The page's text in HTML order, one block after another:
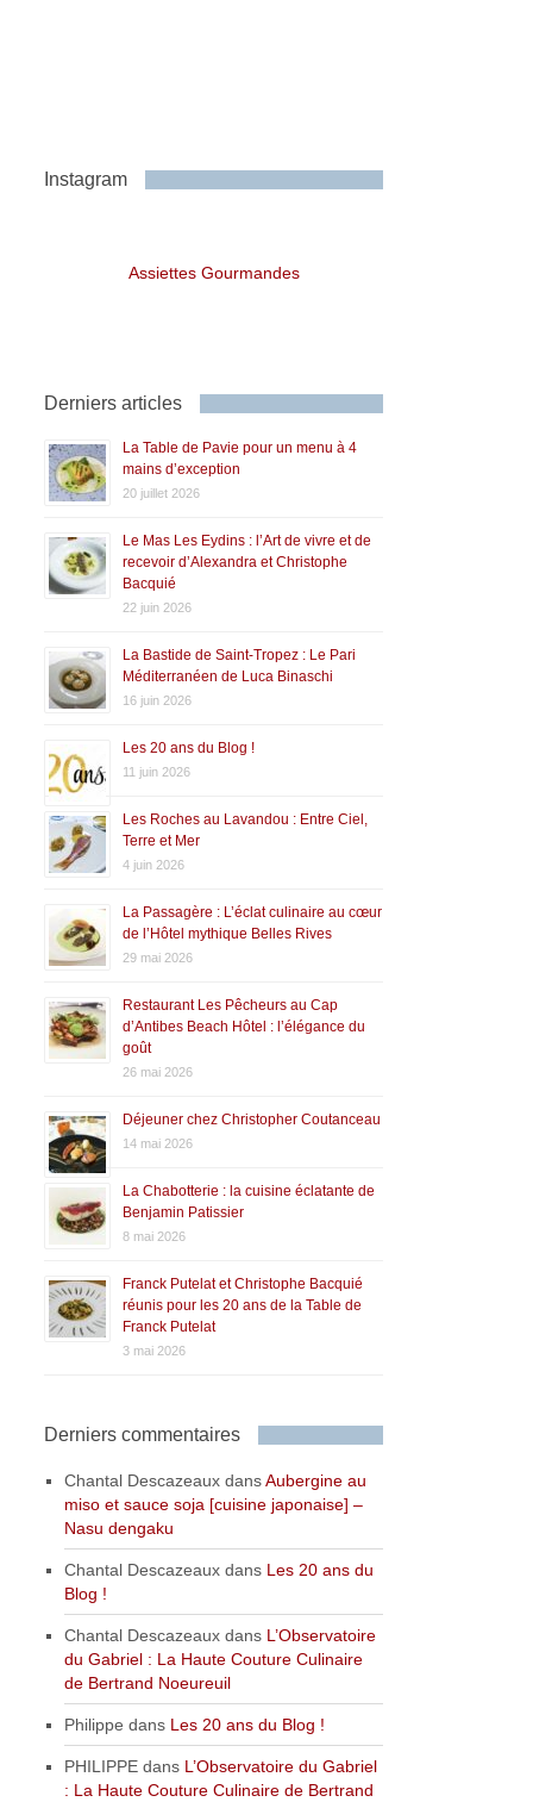
Instagram
Assiettes Gourmandes
Derniers articles
La Table de Pavie pour un menu à 4
mains d’exception
20 juillet 2026
Le Mas Les Eydins : l’Art de vivre et de
recevoir d’Alexandra et Christophe
Bacquié
22 juin 2026
La Bastide de Saint-Tropez : Le Pari
Méditerranéen de Luca Binaschi
16 juin 2026
Les 20 ans du Blog !
11 juin 2026
Les Roches au Lavandou : Entre Ciel,
Terre et Mer
4 juin 2026
La Passagère : L’éclat culinaire au cœur
de l’Hôtel mythique Belles Rives
29 mai 2026
Restaurant Les Pêcheurs au Cap
d’Antibes Beach Hôtel : l’élégance du
goût
26 mai 2026
Déjeuner chez Christopher Coutanceau
14 mai 2026
La Chabotterie : la cuisine éclatante de
Benjamin Patissier
8 mai 2026
Franck Putelat et Christophe Bacquié
réunis pour les 20 ans de la Table de
Franck Putelat
3 mai 2026
Derniers commentaires
Chantal Descazeaux dansAubergine au
miso et sauce soja [cuisine japonaise] –
Nasu dengaku
Chantal Descazeaux dans Les 20 ans du
Blog !
Chantal Descazeaux dans L’Observatoire
du Gabriel : La Haute Couture Culinaire
de Bertrand Noeureuil
Philippe dans Les 20 ans du Blog !
PHILIPPE dans L’Observatoire du Gabriel
: La Haute Couture Culinaire de Bertrand